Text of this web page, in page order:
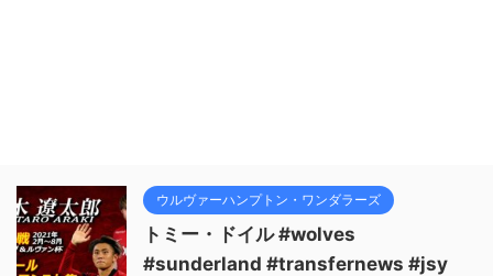
ウルヴァーハンプトン・ワンダラーズ
トミー・ドイル #wolves
#sunderland #transfernews #jsy